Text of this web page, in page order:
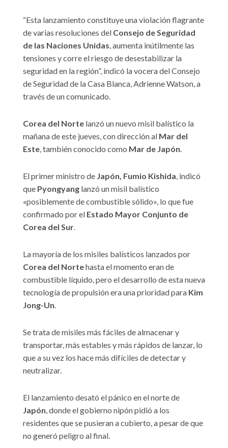
“Esta lanzamiento constituye una violación flagrante
de varias resoluciones del Consejo de Seguridad
de las Naciones Unidas, aumenta inútilmente las
tensiones y corre el riesgo de desestabilizar la
seguridad en la región”, indicó la vocera del Consejo
de Seguridad de la Casa Blanca, Adrienne Watson, a
través de un comunicado.
Corea del Norte lanzó un nuevo misil balístico la
mañana de este jueves, con dirección al Mar del
Este, también conocido como Mar de Japón.
El primer ministro de Japón, Fumio Kishida, indicó
que Pyongyang lanzó un misil balístico
«posiblemente de combustible sólido», lo que fue
confirmado por el Estado Mayor Conjunto de
Corea del Sur.
La mayoría de los misiles balísticos lanzados por
Corea del Nortehasta el momento eran de
combustible líquido, pero el desarrollo de esta nueva
tecnología de propulsión era una prioridad para Kim
Jong-Un.
Se trata de misiles más fáciles de almacenar y
transportar, más estables y más rápidos de lanzar, lo
que a su vez los hace más difíciles de detectar y
neutralizar.
El lanzamiento desató el pánico en el norte de
Japón, donde el gobierno nipón pidió a los
residentes que se pusieran a cubierto, a pesar de que
no generó peligro al final.